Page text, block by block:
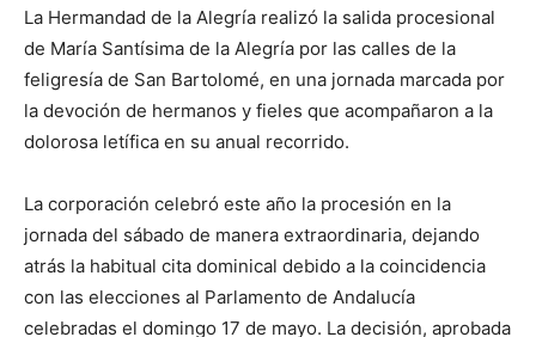
La Hermandad de la Alegría realizó la salida procesional
de María Santísima de la Alegría por las calles de la
feligresía de San Bartolomé, en una jornada marcada por
la devoción de hermanos y fieles que acompañaron a la
dolorosa letífica en su anual recorrido.
La corporación celebró este año la procesión en la
jornada del sábado de manera extraordinaria, dejando
atrás la habitual cita dominical debido a la coincidencia
con las elecciones al Parlamento de Andalucía
celebradas el domingo 17 de mayo. La decisión, aprobada